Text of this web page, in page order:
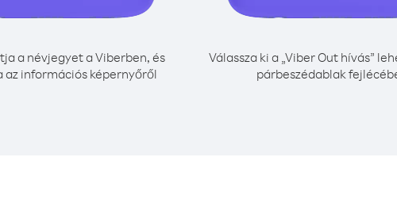
a névjegyet a Viberben, és
információs képernyőről
Válassza ki a „Viber Out hívás”
párbeszédablak